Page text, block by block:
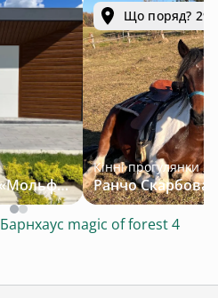
Крафтова сироварня «Мольфар»
Що поряд?
Кінні прогулянки
Барнхаус magic of forest 4